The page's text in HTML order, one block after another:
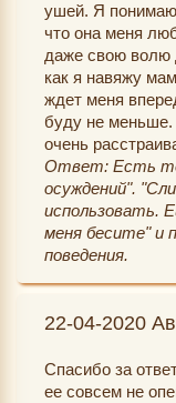
ушей. Я
что она меня
даже свою волю
как я навяжу
ждет меня
буду не
очень
Ответ: Есть
осуждений".
использовать.
меня бесите" и
поведения.
22-04-2020
Спасибо за
ее совсем не